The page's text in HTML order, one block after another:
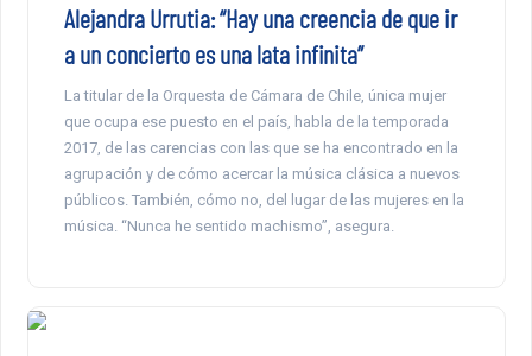
Alejandra Urrutia: “Hay una creencia de que ir
a un concierto es una lata infinita”
La titular de la Orquesta de Cámara de Chile, única mujer
que ocupa ese puesto en el país, habla de la temporada
2017, de las carencias con las que se ha encontrado en la
agrupación y de cómo acercar la música clásica a nuevos
públicos. También, cómo no, del lugar de las mujeres en la
música. “Nunca he sentido machismo”, asegura.